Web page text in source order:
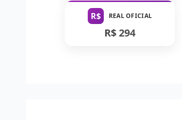
R$ REAL OFICIAL
R$ 294